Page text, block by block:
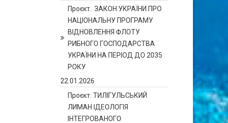
Проєкт. ЗАКОН УКРАЇНИ ПРО
НАЦІОНАЛЬНУ ПРОГРАМУ
ВІДНОВЛЕННЯ ФЛОТУ
РИБНОГО ГОСПОДАРСТВА
УКРАЇНИ НА ПЕРІОД ДО 2035
РОКУ
22.01.2026
Проєкт. ТИЛІГУЛЬСЬКИЙ
ЛИМАН ІДЕОЛОГІЯ
ІНТЕГРОВАНОГО